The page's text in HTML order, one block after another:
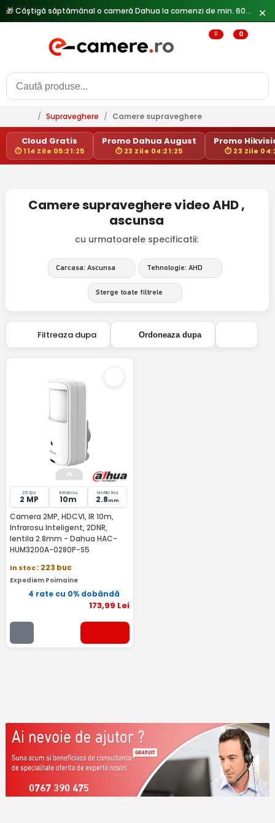
🎁 Câștigă săptămânal o cameră Dahua la comenzi de min. 600 lei — ✕
0 0
/ Supraveghere / Camere supraveghere
Cloud Gratis
⏱ 114 Zile 05:21:25
Promo Dahua August
⏱ 23 Zile 04:21:25
Promo
⏱ 23 Zile
Camere supraveghere video AHD ,
ascunsa
cu urmatoarele specificatii:
Carcasa: Ascunsa Tehnologie: AHD
Sterge toate filtrele
Filtreaza dupa Ordoneaza dupa
25 fps
2 MP
Infrarosu
10m
lentila fixa
2.8mm
Camera 2MP, HDCVI, IR 10m,
Infrarosu Inteligent, 2DNR,
lentila 2.8mm - Dahua HAC-
HUM3200A-0280P-S5
In stoc: 223 buc
Expediem Poimaine
4 rate cu 0% dobândă
173,99 Lei
0767 390 475